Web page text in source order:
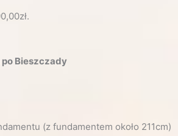
zł.
Bieszczady
(z fundamentem około 211cm)